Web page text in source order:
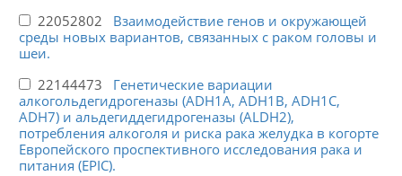
22052802 Взаимодействие генов и окружающей
среды новых вариантов, связанных с раком головы и
шеи.
22144473 Генетические вариации
алкогольдегидрогеназы (ADH1A, ADH1B, ADH1C,
ADH7) и альдегиддегидрогеназы (ALDH2),
потребления алкоголя и риска рака желудка в когорте
Европейского проспективного исследования рака и
питания (EPIC).